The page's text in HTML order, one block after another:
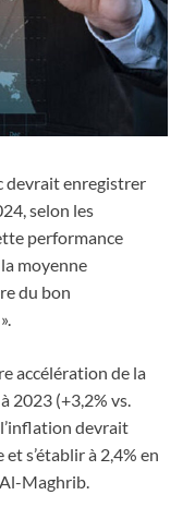
devrait enregistrer
selon les
performance
moyenne
du bon
accélération de la
2023 (+3,2% vs.
devrait
s’établir à 2,4% en
Maghrib.